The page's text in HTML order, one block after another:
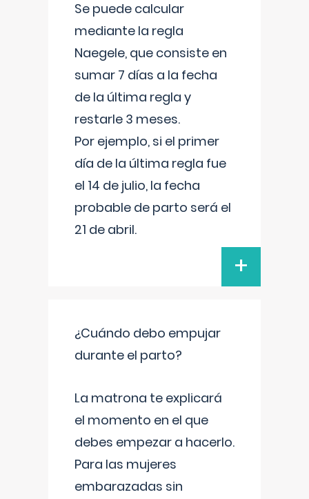
Se puede calcular
mediante la regla
Naegele, que consiste en
sumar 7 días a la fecha
de la última regla y
restarle 3 meses.
Por ejemplo, si el primer
día de la última regla fue
el 14 de julio, la fecha
probable de parto será el
21 de abril.
+
¿Cuándo debo empujar
durante el parto?
La matrona te explicará
el momento en el que
debes empezar a hacerlo.
Para las mujeres
embarazadas sin